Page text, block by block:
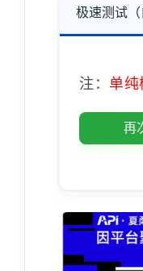
极速测试（
注： 单纯
再